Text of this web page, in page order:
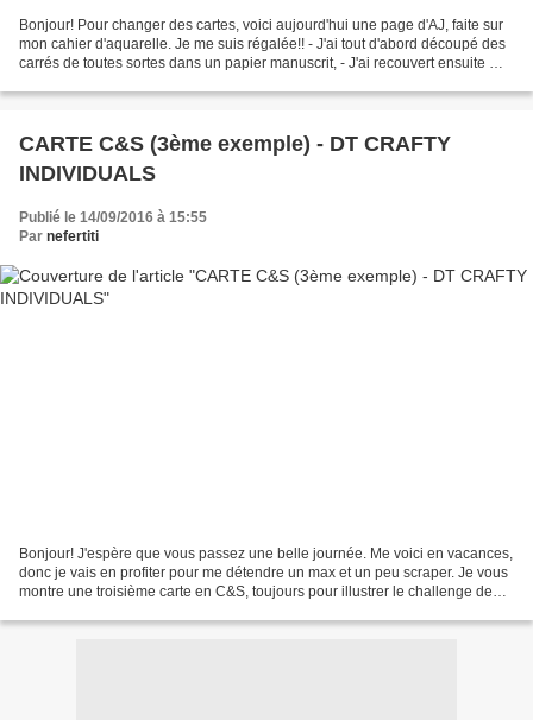
Bonjour! Pour changer des cartes, voici aujourd'hui une page d'AJ, faite sur
mon cahier d'aquarelle. Je me suis régalée!! - J'ai tout d'abord découpé des
carrés de toutes sortes dans un papier manuscrit, - J'ai recouvert ensuite ma
CARTE C&S (3ème exemple) - DT CRAFTY
INDIVIDUALS
Publié le 14/09/2016 à 15:55
Par nefertiti
Bonjour! J'espère que vous passez une belle journée. Me voici en vacances,
donc je vais en profiter pour me détendre un max et un peu scraper. Je vous
montre une troisième carte en C&S, toujours pour illustrer le challenge de